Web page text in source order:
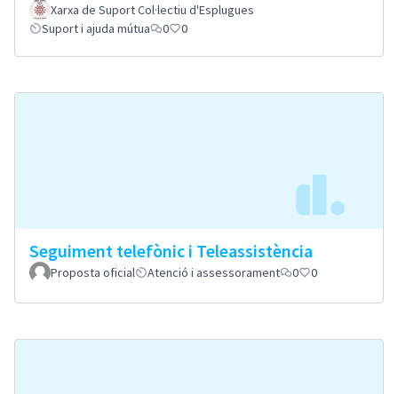
Xarxa de Suport Col·lectiu d'Esplugues
Suport i ajuda mútua
0 0
Seguiment telefònic i Teleassistència
Proposta oficial Atenció i assessorament 0 0